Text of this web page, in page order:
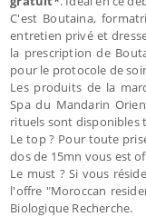
C'est Boutaina,
entretien privé et
la prescription de
pour le protocole de
Les produits de la
Spa du Mandarin
rituels sont disponibles
Le top ? Pour toute
dos de 15mn vous est
Le must ? Si vous
l'offre "Moroccan
Biologique Recherche.